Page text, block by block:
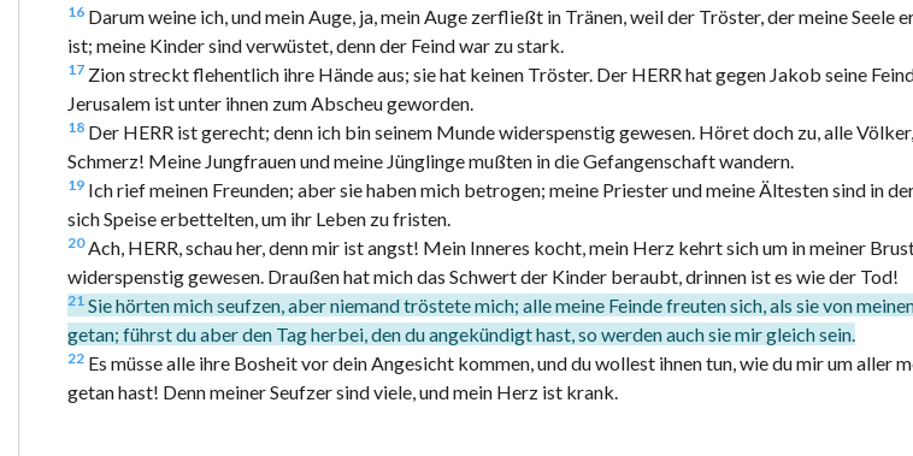
16 Darum weine ich, und mein Auge, ja, mein Auge zerfließt in Tränen, weil der Tröster, der meine Seele
ist; meine Kinder sind verwüstet, denn der Feind war zu stark.
17 Zion streckt flehentlich ihre Hände aus; sie hat keinen Tröster. Der HERR hat gegen Jakob seine
Jerusalem ist unter ihnen zum Abscheu geworden.
18 Der HERR ist gerecht; denn ich bin seinem Munde widerspenstig gewesen. Höret doch zu, alle
Schmerz! Meine Jungfrauen und meine Jünglinge mußten in die Gefangenschaft wandern.
19 Ich rief meinen Freunden; aber sie haben mich betrogen; meine Priester und meine Ältesten sind in
sich Speise erbettelten, um ihr Leben zu fristen.
20Ach, HERR, schau her, denn mir ist angst! Mein Inneres kocht, mein Herz kehrt sich um in meiner
widerspenstig gewesen. Draußen hat mich das Schwert der Kinder beraubt, drinnen ist es wie der Tod!
21 Sie hörten mich seufzen, aber niemand tröstete mich; alle meine Feinde freuten sich, als sie von
getan; führst du aber den Tag herbei, den du angekündigt hast, so werden auch sie mir gleich sein.
22 Es müsse alle ihre Bosheit vor dein Angesicht kommen, und du wollest ihnen tun, wie du mir um aller
getan hast! Denn meiner Seufzer sind viele, und mein Herz ist krank.